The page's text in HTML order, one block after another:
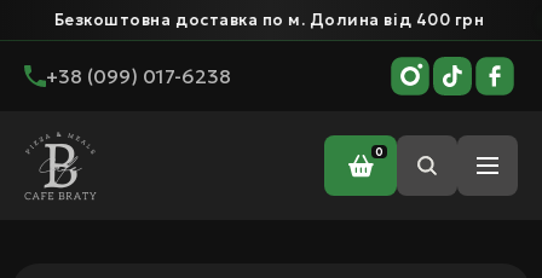
Безкоштовна доставка по м. Долина від 400 грн
+38 (099) 017-6238
0
Головна / Aperol aperativo 15%